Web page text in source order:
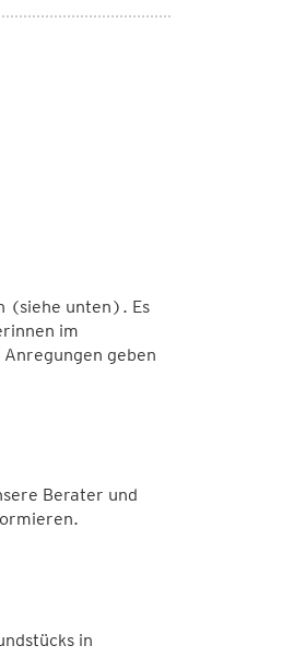
(siehe unten). Es
im
geben
Berater und
in